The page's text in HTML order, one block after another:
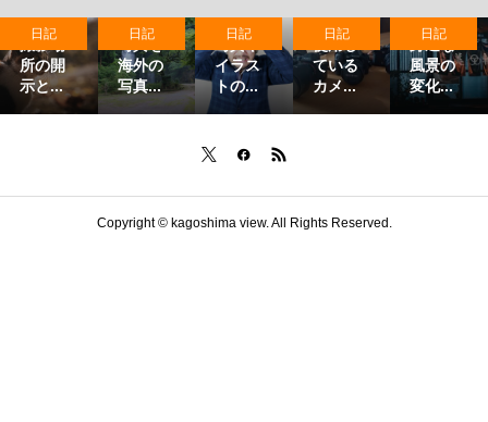
撮影場
所の開
示と...
日記
写真を
海外の
写真...
日記
写真や
イラス
トの...
日記
使用し
ている
カメ...
日記
身近な
風景の
変化...
日記
Copyright ©kagoshima view. All Rights Reserved.